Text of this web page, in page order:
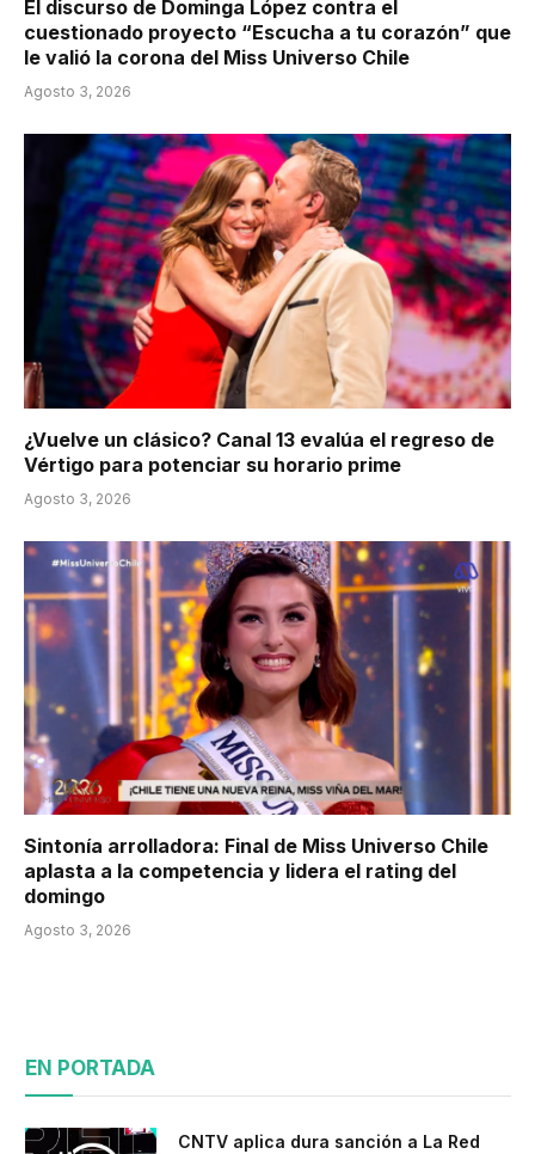
El discurso de Dominga López contra el
cuestionado proyecto “Escucha a tu corazón” que
le valió la corona del Miss Universo Chile
Agosto 3, 2026
¿Vuelve un clásico? Canal 13 evalúa el regreso de
Vértigo para potenciar su horario prime
Agosto 3, 2026
Sintonía arrolladora: Final de Miss Universo Chile
aplasta a la competencia y lidera el rating del
domingo
Agosto 3, 2026
EN PORTADA
CNTV aplica dura sanción a La Red